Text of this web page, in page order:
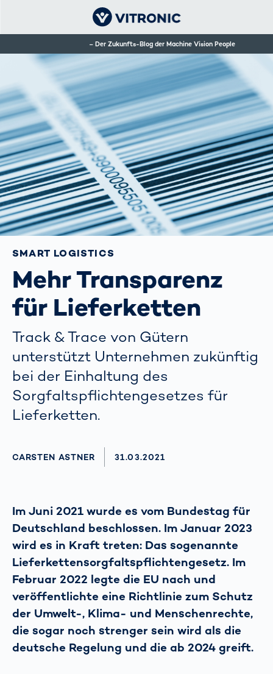
Der Zukunfts-Blog der Machine Vision People
SMART LOGISTICS
Mehr Transparenz
für Lieferketten
Track & Trace von Gütern
unterstützt Unternehmen zukünftig
bei der Einhaltung des
Sorgfaltspflichten­gesetzes für
Lieferketten.
AUTHOR
CARSTEN ASTNER AKTUALISIERT AM:
31.03.2021
Im Juni 2021 wurde es vom Bundestag für
Deutschland beschlossen. Im Januar 2023
wird es in Kraft treten: Das sogenannte
Lieferkettensorgfaltspflichtengesetz. Im
Februar 2022 legte die EU nach und
veröffentlichte eine Richtlinie zum Schutz
der Umwelt-, Klima- und Menschenrechte,
die sogar noch strenger sein wird als die
deutsche Regelung und die ab 2024 greift.